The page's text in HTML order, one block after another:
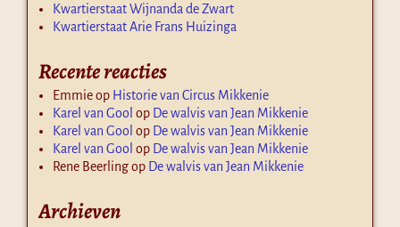
Kwartierstaat Wijnanda de Zwart
Kwartierstaat Arie Frans Huizinga
Recente reacties
Emmieop Historie van Circus Mikkenie
Karel van Gool op De walvis van Jean Mikkenie
Karel van Gool op De walvis van Jean Mikkenie
Karel van Gool op De walvis van Jean Mikkenie
Rene Beerlingop De walvis van Jean Mikkenie
Archieven